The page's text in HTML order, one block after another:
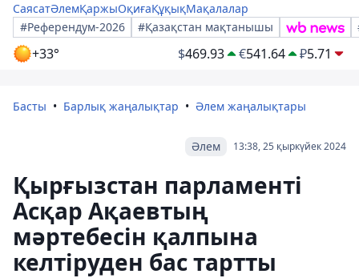
СаясатӘлемҚаржыОқиғаҚұқықМақалалар
#Референдум-2026
#Қазақстан мақтанышы
+33° $469.93 €541.64 ₽5.71
Басты Барлық жаңалықтар Әлем жаңалықтары
13:38, 25 қыркүйек 2024
Әлем
Қырғызстан парламенті
Асқар Ақаевтың
мәртебесін қалпына
келтіруден бас тартты